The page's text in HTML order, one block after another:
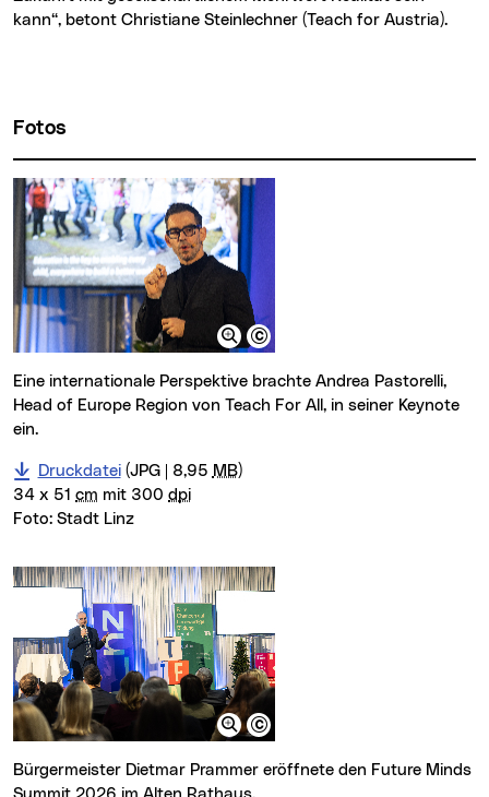
kann“, betont Christiane Steinlechner (Teach for Austria).
Fotos
Eine internationale Perspektive brachte Andrea Pastorelli,
Head of Europe Region von Teach For All, in seiner Keynote
ein.
Druckdatei(JPG | 8,95 MB)
34 x 51 cm mit 300 dpi
Foto: Stadt Linz
Bürgermeister Dietmar Prammer eröffnete den Future Minds